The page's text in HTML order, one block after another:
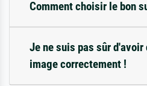
Comment choisir le bon
Je ne suis pas sûr
image correctement !